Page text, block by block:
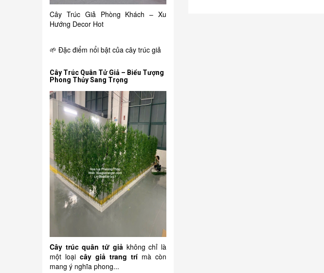
Cây Trúc Giả Phòng Khách – Xu
Hướng Decor Hot
🌱 Đặc điểm nổi bật của cây trúc giả
Cây Trúc Quân Tử Giả – Biểu Tượng
Phong Thủy Sang Trọng
Cây trúc quân tử giảkhông chỉ là
một loại cây giả trang trí mà còn
mang ý nghĩa phong...